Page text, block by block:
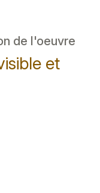
de l'oeuvre
et